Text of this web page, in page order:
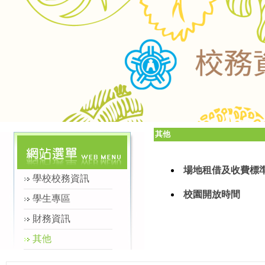
學校校務資訊
學生專區
財務資訊
其他
其他
場地租借及收費標
校園開放時間